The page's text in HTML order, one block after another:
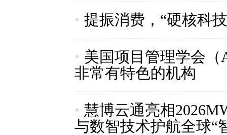
• 提振消费，“硬核科
• 美国项目管理学会
非常有特色的机构
• 慧博云通亮相
与数智技术护航全球“